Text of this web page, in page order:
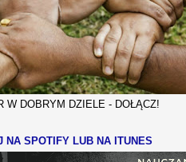
W DOBRYM DZIELE - DOŁĄCZ!
NA SPOTIFY LUB NA ITUNES